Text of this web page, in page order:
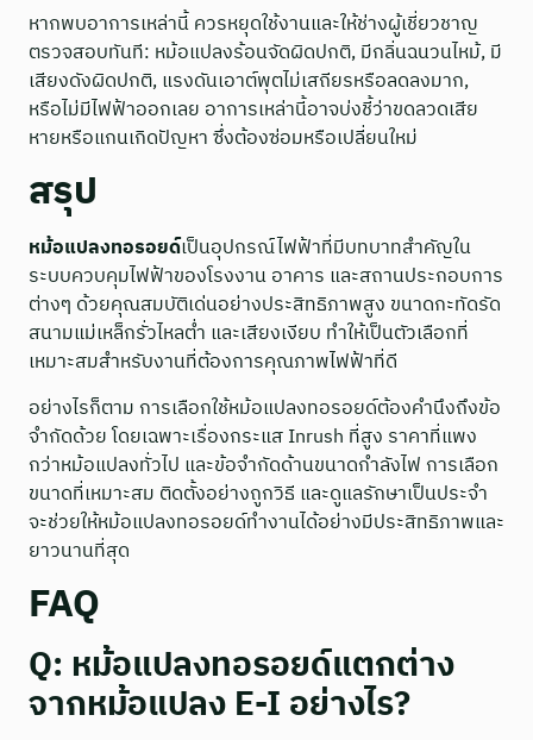
หากพบอาการเหล่านี้ ควรหยุดใช้งานและให้ช่างผู้เชี่ยวชาญ
ตรวจสอบทันที: หม้อแปลงร้อนจัดผิดปกติ, มีกลิ่นฉนวนไหม้, มี
เสียงดังผิดปกติ, แรงดันเอาต์พุตไม่เสถียรหรือลดลงมาก,
หรือไม่มีไฟฟ้าออกเลย อาการเหล่านี้อาจบ่งชี้ว่าขดลวดเสีย
หายหรือแกนเกิดปัญหา ซึ่งต้องซ่อมหรือเปลี่ยนใหม่
สรุป
หม้อแปลงทอรอยด์เป็นอุปกรณ์ไฟฟ้าที่มีบทบาทสำคัญใน
ระบบควบคุมไฟฟ้าของโรงงาน อาคาร และสถานประกอบการ
ต่างๆ ด้วยคุณสมบัติเด่นอย่างประสิทธิภาพสูง ขนาดกะทัดรัด
สนามแม่เหล็กรั่วไหลต่ำ และเสียงเงียบ ทำให้เป็นตัวเลือกที่
เหมาะสมสำหรับงานที่ต้องการคุณภาพไฟฟ้าที่ดี
อย่างไรก็ตาม การเลือกใช้หม้อแปลงทอรอยด์ต้องคำนึงถึงข้อ
จำกัดด้วย โดยเฉพาะเรื่องกระแส Inrush ที่สูง ราคาที่แพง
กว่าหม้อแปลงทั่วไป และข้อจำกัดด้านขนาดกำลังไฟ การเลือก
ขนาดที่เหมาะสม ติดตั้งอย่างถูกวิธี และดูแลรักษาเป็นประจำ
จะช่วยให้หม้อแปลงทอรอยด์ทำงานได้อย่างมีประสิทธิภาพและ
ยาวนานที่สุด
FAQ
Q: หม้อแปลงทอรอยด์แตกต่าง
จากหม้อแปลง E-I อย่างไร?